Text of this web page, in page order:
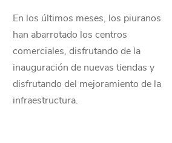
En los últimos meses, los piuranos
han abarrotado los centros
comerciales, disfrutando de la
inauguración de nuevas tiendas y
disfrutando del mejoramiento de la
infraestructura.